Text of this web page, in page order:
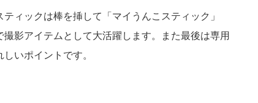
ィックは棒を挿して「マイうんこスティック」
影アイテムとして大活躍します。また最後は専用
いポイントです。